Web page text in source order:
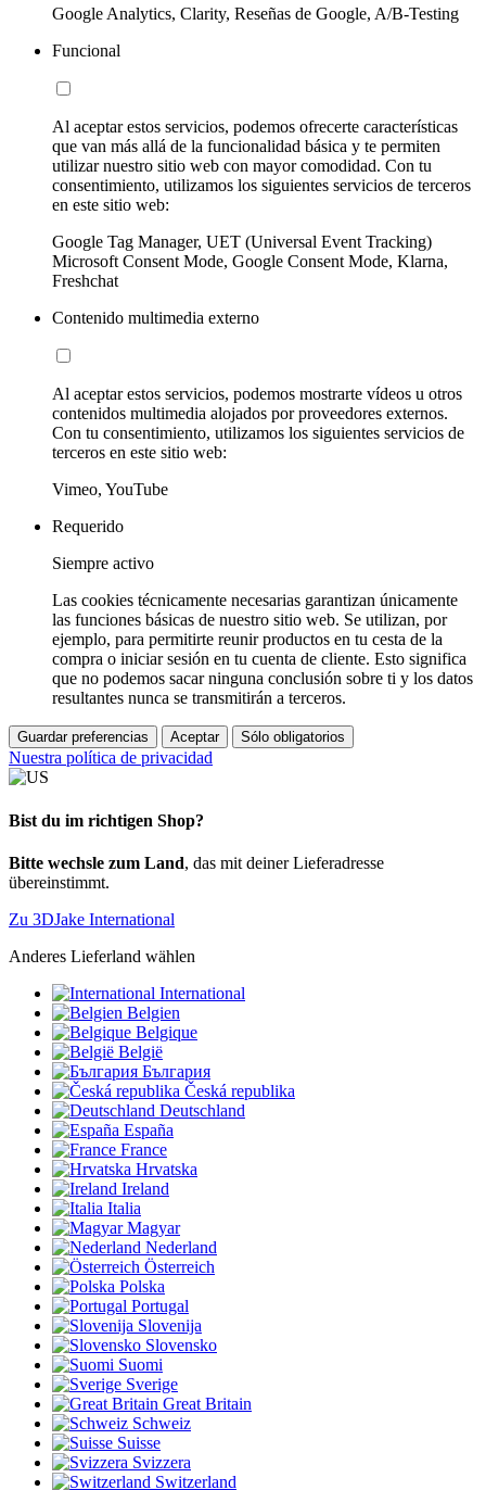
Google Analytics, Clarity, Reseñas de Google, A/B-Testing
Funcional
Al aceptar estos servicios, podemos ofrecerte características
que van más allá de la funcionalidad básica y te permiten
utilizar nuestro sitio web con mayor comodidad. Con tu
consentimiento, utilizamos los siguientes servicios de terceros
en este sitio web:
Google Tag Manager, UET (Universal Event Tracking)
Microsoft Consent Mode, Google Consent Mode, Klarna,
Freshchat
Contenido multimedia externo
Al aceptar estos servicios, podemos mostrarte vídeos u otros
contenidos multimedia alojados por proveedores externos.
Con tu consentimiento, utilizamos los siguientes servicios de
terceros en este sitio web:
Vimeo, YouTube
Requerido
Siempre activo
Las cookies técnicamente necesarias garantizan únicamente
las funciones básicas de nuestro sitio web. Se utilizan, por
ejemplo, para permitirte reunir productos en tu cesta de la
compra o iniciar sesión en tu cuenta de cliente. Esto significa
que no podemos sacar ninguna conclusión sobre ti y los datos
resultantes nunca se transmitirán a terceros.
Guardar preferencias Aceptar Sólo obligatorios
Nuestra política de privacidad
Bist du im richtigen Shop?
Bitte wechsle zum Land, das mit deiner Lieferadresse
übereinstimmt.
Zu 3DJake International
Anderes Lieferland wählen
International
Belgien
Belgique
België
България
Česká republika
Deutschland
España
France
Hrvatska
Ireland
Italia
Magyar
Nederland
Österreich
Polska
Portugal
Slovenija
Slovensko
Suomi
Sverige
Great Britain
Schweiz
Suisse
Svizzera
Switzerland